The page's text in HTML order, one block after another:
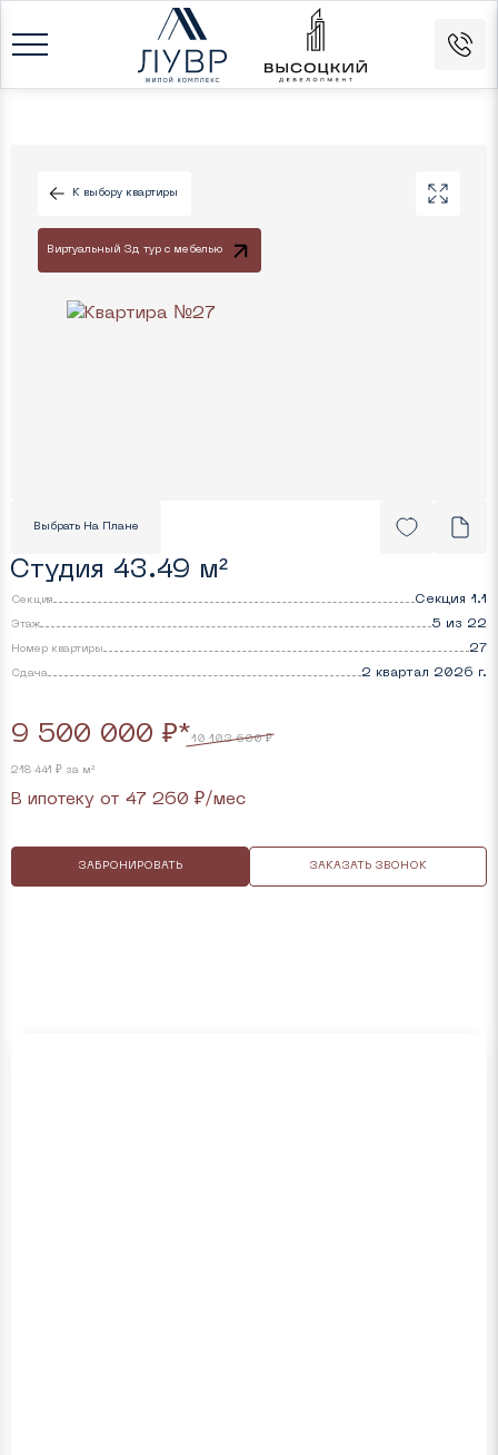
К выбору квартиры
Виртуальный 3д тур с мебелью
Выбрать На Плане
Студия 43.49 м²
Секция Секция 1.1
Этаж 5 из 22
Номер квартиры 27
Cдача 2 квартал 2026 г.
9 500 000 ₽*10 103 600 ₽
218 441 ₽ за м²
В ипотеку от 47 260 ₽/мес
ЗАБРОНИРОВАТЬ ЗАКАЗАТЬ ЗВОНОК